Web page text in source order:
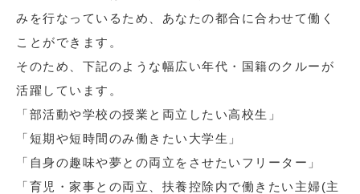
みを行なっているため、あなたの都合に合わせて働く
ことができます。
そのため、下記のような幅広い年代・国籍のクルーが
活躍しています。
「部活動や学校の授業と両立したい高校生」
「短期や短時間のみ働きたい大学生」
「自身の趣味や夢との両立をさせたいフリーター」
「育児・家事との両立、扶養控除内で働きたい主婦(主